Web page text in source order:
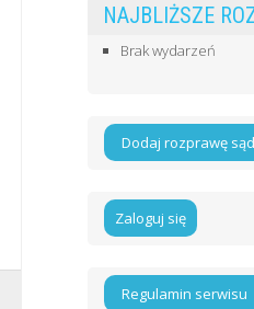
NAJBLIŻSZE
Brak wydarzeń
Dodaj rozprawę
Zaloguj się
Regulamin serwisu